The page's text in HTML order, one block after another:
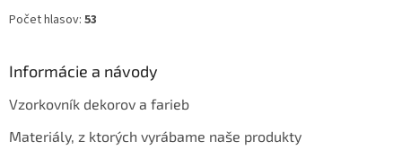
Počet hlasov: 53
Informácie a návody
Vzorkovník dekorov a farieb
Materiály, z ktorých vyrábame naše produkty